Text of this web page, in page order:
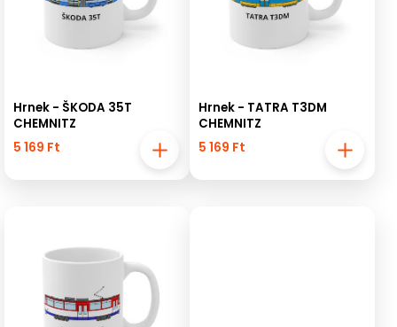
Hrnek - ŠKODA 35T
CHEMNITZ
5 169 Ft
Hrnek - TATRA T3DM
CHEMNITZ
5 169 Ft